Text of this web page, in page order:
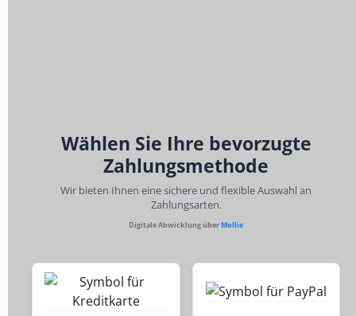
Wählen Sie Ihre bevorzugte
Zahlungsmethode
Wir bieten Ihnen eine sichere und flexible Auswahl an
Zahlungsarten.
Digitale Abwicklung überMollie